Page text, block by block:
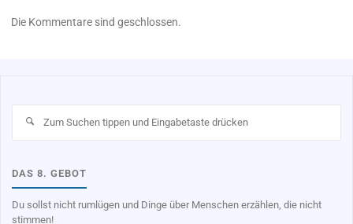
Die Kommentare sind geschlossen.
DAS 8. GEBOT
Du sollst nicht rumlügen und Dinge über Menschen erzählen, die nicht
stimmen!